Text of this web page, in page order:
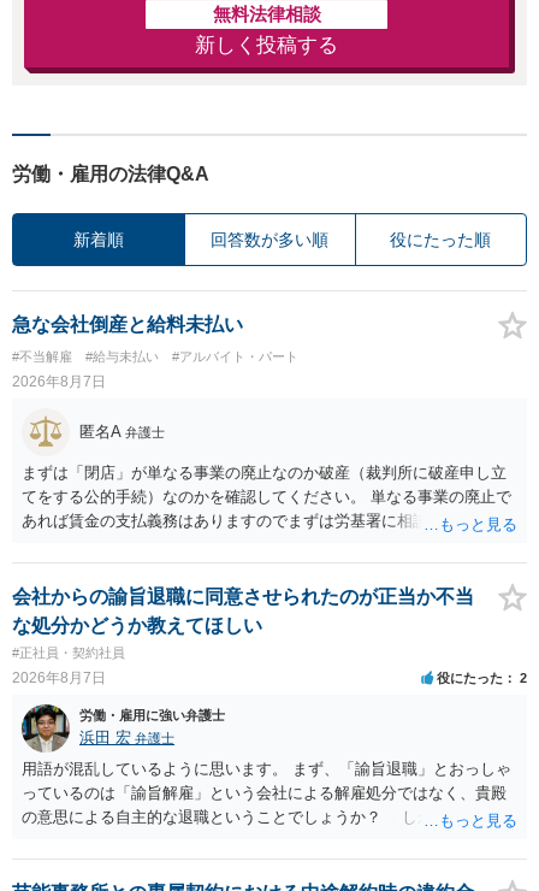
無料法律相談
新しく投稿する
労働・雇用の法律Q&A
新着順 回答数が多い順 役にたった順
急な会社倒産と給料未払い
#不当解雇 #給与未払い #アルバイト・パート
2026年8月7日
匿名A 弁護士
まずは「閉店」が単なる事業の廃止なのか破産（裁判所に破産申し立
てをする公的手続）なのかを確認してください。 単なる事業の廃止で
あれば賃金の支払義務はありますのでまずは労基署に相談してくださ
しいかもしれませんが）賃金などの労働債権は他の債務より優先して
支払われます。ただし支払までにかなり時間がかかるでしょう。 さら
に、「独立行政法人労働者健康安全機構 」という公的機関が未払賃金
の立替事業を行っています。詳しくは、同機構の＜未払賃金立替払相
談コーナー＞ TEL 044-431-8663 相談時間：土日祝日を除く9:15～1
7:00 に相談してみてください。同じように未払となった他の従業員の
方がいれば一緒に相談してみるといいでしょう。
会社からの諭旨退職に同意させられたのが正当か不当
な処分かどうか教えてほしい
#正社員・契約社員
2026年8月7日 役にたった 2
労働・雇用に強い弁護士
浜田 宏 弁護士
用語が混乱しているように思います。 まず、「諭旨退職」とおっしゃ
っているのは「諭旨解雇」という会社による解雇処分ではなく、貴殿
の意思による自主的な退職ということでしょうか？ しかし、記載さ
す。 その場合、解雇には客観的で合理的な理由が必要であり、かつ